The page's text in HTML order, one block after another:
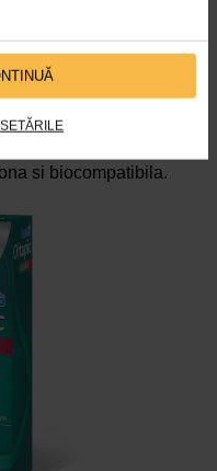
au un risc mai mic de
umflaturi.
ochieste o solutie
si biocompatibila.